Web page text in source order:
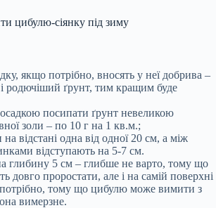
цибулю-сіянку під зиму
якщо потрібно, вносять у неї добрива –
родючіший ґрунт, тим кращим буде
посипати ґрунт невеликою
золи – по 10 г на 1 кв.м.;
на відстані одна від одної 20 см, а між
відступають на 5-7 см.
глибину 5 см – глибше не варто, тому що
довго проростати, але і на самій поверхні
тому що цибулю може вимити з
вимерзне.